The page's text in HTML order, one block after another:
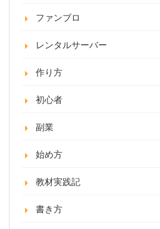
ファンブロ
レンタルサーバー
作り方
初心者
副業
始め方
教材実践記
書き方